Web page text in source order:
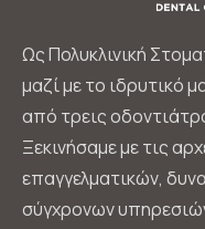
Ως Πολυκλινική
μαζί με το ιδρυτικό
από τρεις
Ξεκινήσαμε με τις
επαγγελματικών,
σύγχρονων